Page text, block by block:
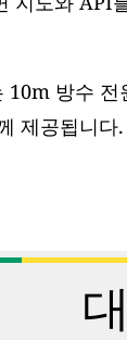
10m 방수
제공됩니다.